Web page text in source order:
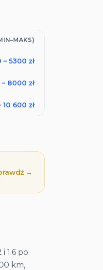
– 5300 zł
– 8000 zł
10 600 zł
→
1.6 po
km,